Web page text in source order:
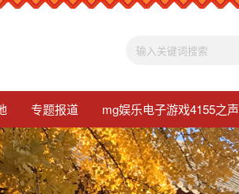
专题报道 mg娱乐电子游戏4155之声